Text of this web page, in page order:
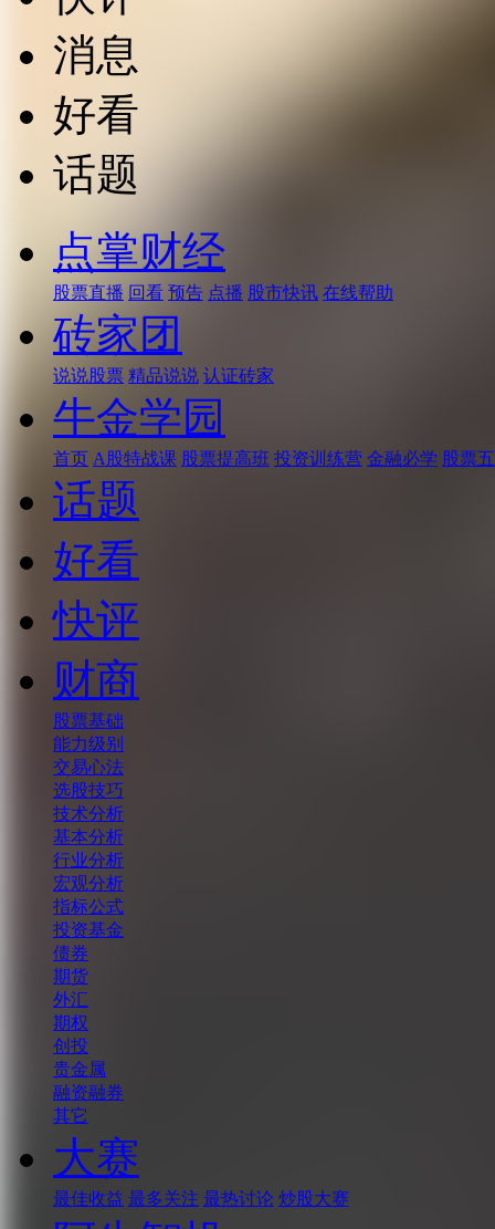
消息
好看
话题
点掌财经
股票直播 回看 预告 点播 股市快讯 在线帮助
砖家团
说说股票 精品说说 认证砖家
牛金学园
首页 A股特战课 股票提高班 投资训练营 金融必学 股票
话题
好看
快评
财商
股票基础
能力级别
交易心法
选股技巧
技术分析
基本分析
行业分析
宏观分析
指标公式
投资基金
债券
期货
外汇
期权
创投
贵金属
融资融券
其它
大赛
最佳收益 最多关注 最热讨论 炒股大赛